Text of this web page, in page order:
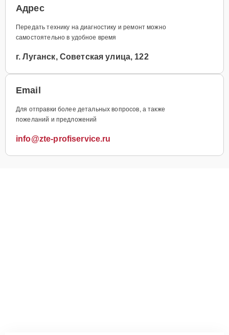
Адрес
Передать технику на диагностику и ремонт можно
самостоятельно в удобное время
г. Луганск, Советская улица, 122
Email
Для отправки более детальных вопросов, а также
пожеланий и предложений
info@zte-profiservice.ru